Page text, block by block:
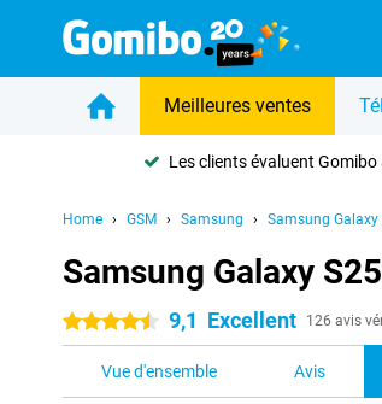
Meilleures ventes
Les clients évaluent
Home GSM Samsung Samsung Galaxy
Samsung Galaxy
4.5 étoiles 9,1 Excellent 126 avis
Vue d'ensemble Avis